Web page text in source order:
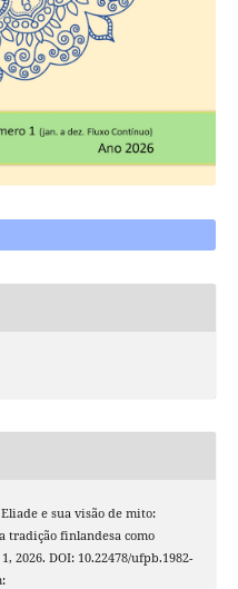
e sua visão de mito:
tradição finlandesa como
2026. DOI: 10.22478/ufpb.1982-